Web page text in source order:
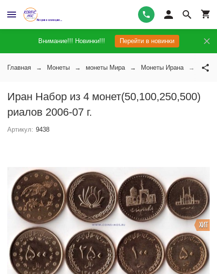
Внимание!!! Новинки!!! Перейти в новинки
Главная Монеты монеты Мира Монеты Ирана Иран
Иран Набор из 4 монет(50,100,250,500)
риалов 2006-07 г.
Артикул: 9438
ХИТ